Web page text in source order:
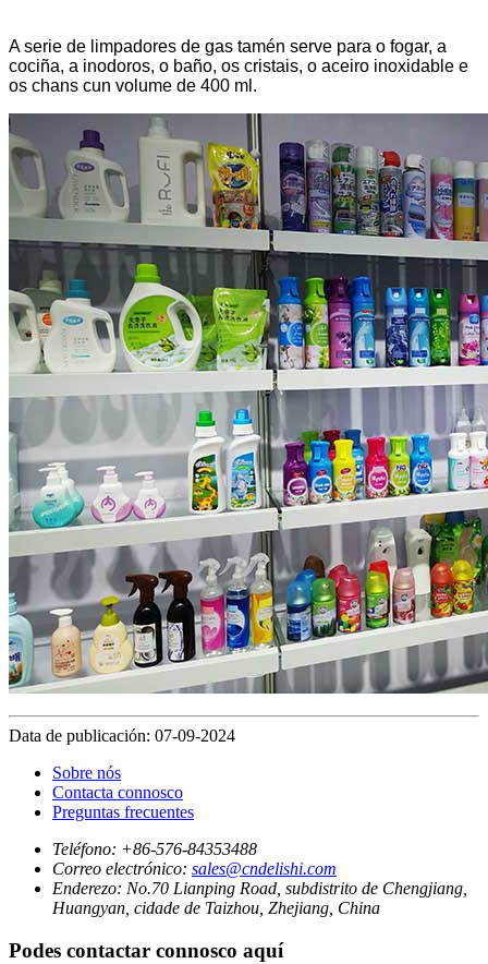
A serie de limpadores de gas tamén serve para o fogar, a
cociña, a inodoros, o baño, os cristais, o aceiro inoxidable e
os chans cun volume de 400 ml.
Data de publicación: 07-09-2024
Sobre nós
Contacta connosco
Preguntas frecuentes
Teléfono: +86-576-84353488
Correo electrónico: sales@cndelishi.com
Enderezo: No.70 Lianping Road, subdistrito de Chengjiang,
Huangyan, cidade de Taizhou, Zhejiang, China
Podes contactar connosco aquí